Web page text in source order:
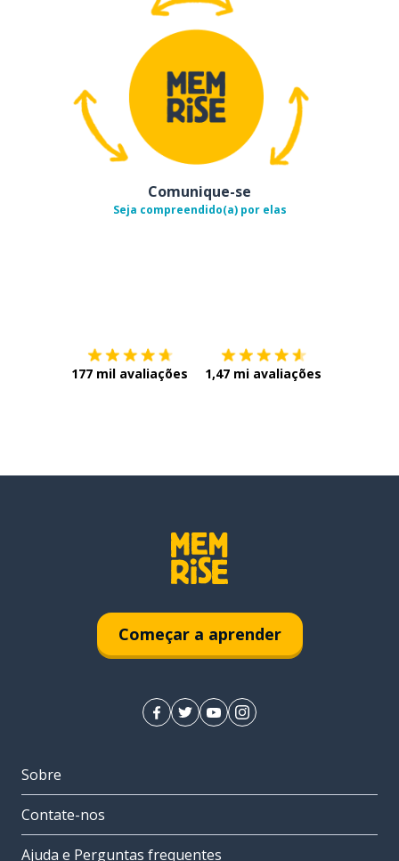
Comunique-se
Seja compreendido(a) por elas
177 mil avaliações 1,47 mi avaliações
Começar a aprender
Sobre
Contate-nos
Ajuda e Perguntas frequentes